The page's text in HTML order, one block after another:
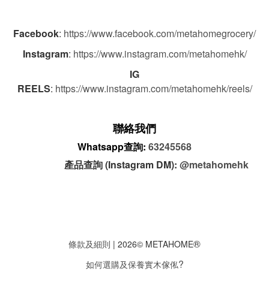
Facebook: https://www.facebook.com/metahomegrocery/
Instagram: https://www.instagram.com/metahomehk/
IG
REELS: https://www.instagram.com/metahomehk/reels/
聯絡我們
Whatsapp查詢: 63245568
產品查詢 (Instagram DM): @metahomehk
條款及細則 | 2026© METAHOME®
如何選購及保養實木傢俬?